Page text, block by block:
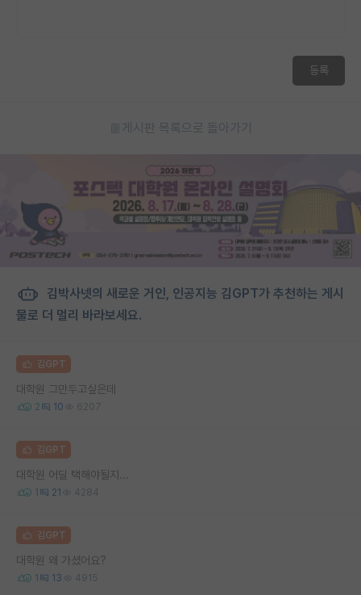
등록
게시판 목록으로 돌아가기
김박사넷의 새로운 거인, 인공지능 김GPT가 추천하는 게시
물로 더 멀리 바라보세요.
김GPT
대학원 그만두고싶은데
2 10 6207
김GPT
대학원 어딜 택해야될지...
1 21 4284
김GPT
대학원 왜 가셨어요?
1 13 4915